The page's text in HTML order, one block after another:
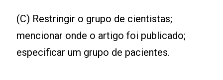
(C) Restringir o grupo de cientistas;
mencionar onde o artigo foi publicado;
especificar um grupo de pacientes.